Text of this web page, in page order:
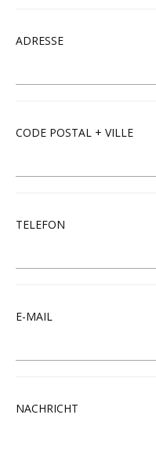
ADRESSE
CODE POSTAL + VILLE
TELEFON
E-MAIL
NACHRICHT